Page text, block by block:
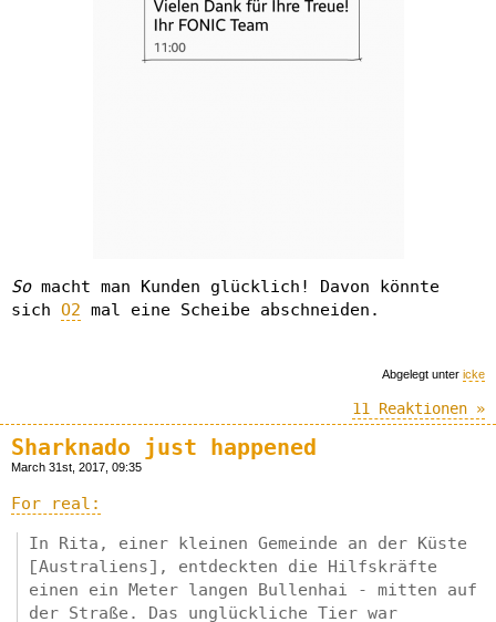
Somacht man Kunden glücklich! Davon könnte
sich O2 mal eine Scheibe abschneiden.
Abgelegt unter icke
11 Reaktionen »
Sharknado just happened
March 31st, 2017, 09:35
For real:
In Rita, einer kleinen Gemeinde an der Küste
[Australiens], entdeckten die Hilfskräfte
einen ein Meter langen Bullenhai - mitten auf
der Straße. Das unglückliche Tier war